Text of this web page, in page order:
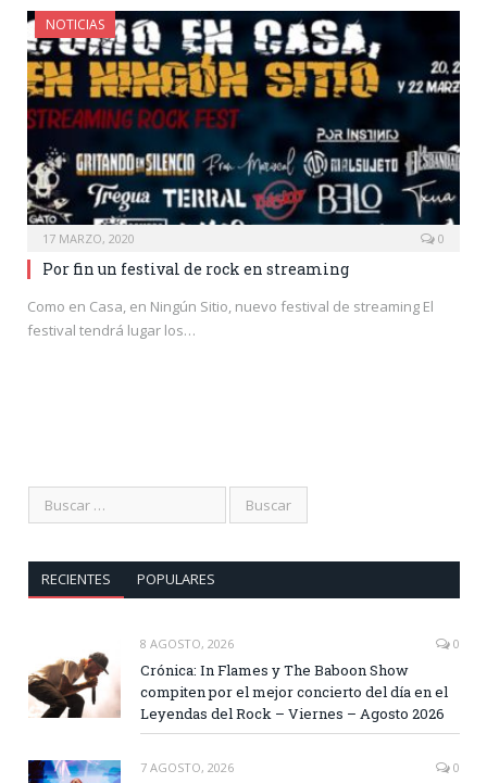
NOTICIAS
17 MARZO, 2020 0
Por fin un festival de rock en streaming
Como en Casa, en Ningún Sitio, nuevo festival de streaming El
festival tendrá lugar los…
RECIENTES POPULARES
8 AGOSTO, 2026 0
Crónica: In Flames y The Baboon Show
compiten por el mejor concierto del día en el
Leyendas del Rock – Viernes – Agosto 2026
7 AGOSTO, 2026 0